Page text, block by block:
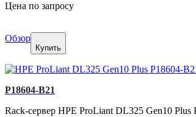
Цена по запросу
Обзор
Купить
P18604-B21
Rack-сервер HPE ProLiant DL325 Gen10